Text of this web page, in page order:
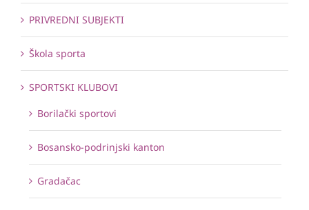
PRIVREDNI SUBJEKTI
Škola sporta
SPORTSKI KLUBOVI
Borilački sportovi
Bosansko-podrinjski kanton
Gradačac